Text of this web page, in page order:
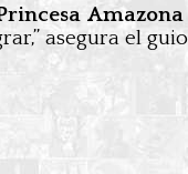
Amazona
asegura el